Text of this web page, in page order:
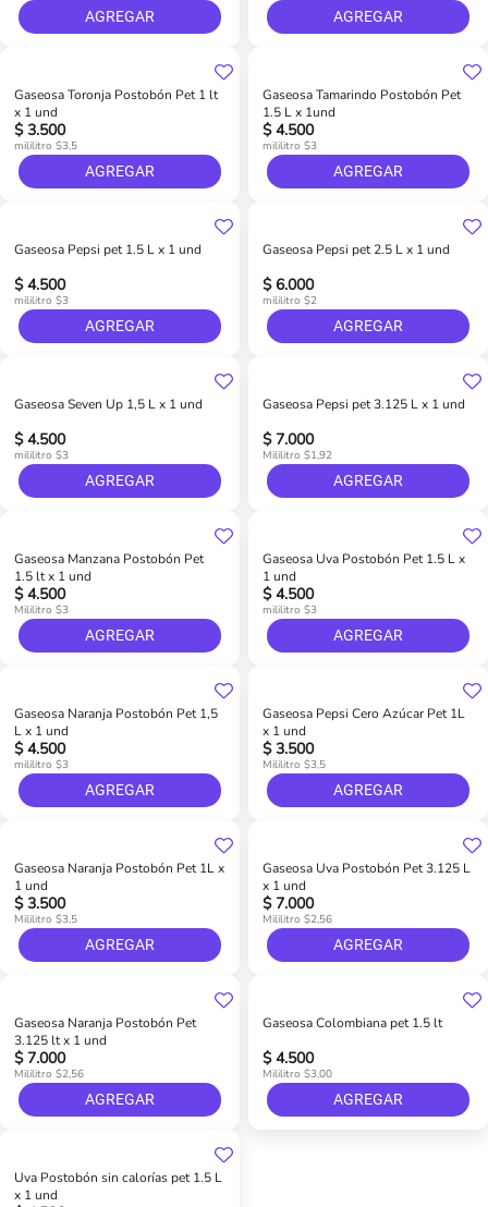
AGREGAR AGREGAR
Gaseosa Toronja Postobón Pet 1 lt
x 1 und
$ 3.500
mililitro $3,5
AGREGAR
Gaseosa Tamarindo Postobón Pet
1.5 L x 1und
$ 4.500
mililitro $3
AGREGAR
Gaseosa Pepsi pet 1.5 L x 1 und
$ 4.500
mililitro $3
AGREGAR
Gaseosa Pepsi pet 2.5 L x 1 und
$ 6.000
mililitro $2
AGREGAR
Gaseosa Seven Up 1,5 L x 1 und
$ 4.500
mililitro $3
AGREGAR
Gaseosa Pepsi pet 3.125 L x 1 und
$ 7.000
Mililitro $1,92
AGREGAR
Gaseosa Manzana Postobón Pet
1.5 lt x 1 und
$ 4.500
Mililitro $3
AGREGAR
Gaseosa Uva Postobón Pet 1.5 L x
1 und
$ 4.500
mililitro $3
AGREGAR
Gaseosa Naranja Postobón Pet 1,5
L x 1 und
$ 4.500
mililitro $3
AGREGAR
Gaseosa Pepsi Cero Azúcar Pet 1L
x 1 und
$ 3.500
Mililitro $3,5
AGREGAR
Gaseosa Naranja Postobón Pet 1L x
1 und
$ 3.500
Mililitro $3,5
AGREGAR
Gaseosa Uva Postobón Pet 3.125 L
x 1 und
$ 7.000
Mililitro $2,56
AGREGAR
Gaseosa Naranja Postobón Pet
3.125 lt x 1 und
$ 7.000
Mililitro $2,56
AGREGAR
Gaseosa Colombiana pet 1.5 lt
$ 4.500
Mililitro $3,00
AGREGAR
Uva Postobón sin calorías pet 1.5 L
x 1 und